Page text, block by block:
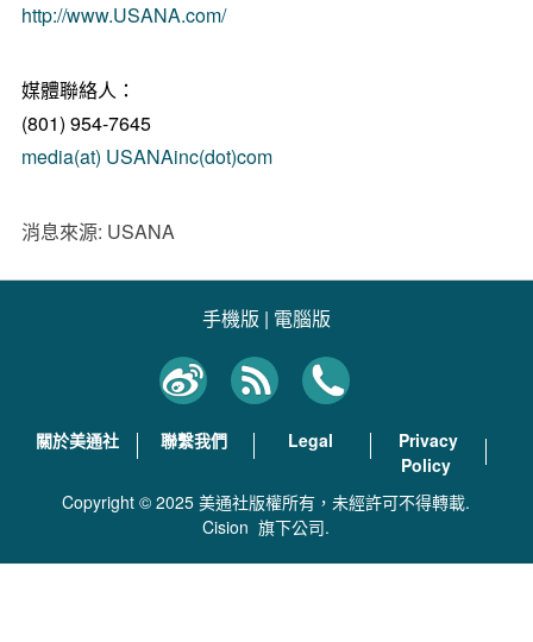
http://www.USANA.com/
媒體聯絡人：
(801) 954-7645
media(at) USANAinc(dot)com
消息來源: USANA
手機版 | 電腦版
關於美通社 聯繫我們 Legal
Privacy
Policy
Copyright © 2025 美通社版權所有，未經許可不得轉載.
Cision 旗下公司.